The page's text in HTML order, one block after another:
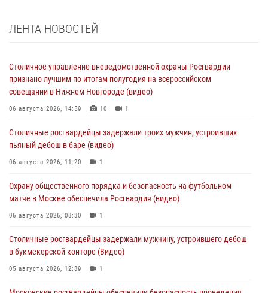
ЛЕНТА НОВОСТЕЙ
Столичное управление вневедомственной охраны Росгвардии
признано лучшим по итогам полугодия на всероссийском
совещании в Нижнем Новгороде (видео)
06 августа 2026, 14:59 10 1
Столичные росгвардейцы задержали троих мужчин, устроивших
пьяный дебош в баре (видео)
06 августа 2026, 11:20 1
Охрану общественного порядка и безопасность на футбольном
матче в Москве обеспечила Росгвардия (видео)
06 августа 2026, 08:30 1
Столичные росгвардейцы задержали мужчину, устроившего дебош
в букмекерской конторе (Видео)
05 августа 2026, 12:39 1